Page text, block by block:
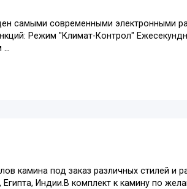
самыми современными электронными
Режим "Климат-Контрол"
...
камина под заказ различных стилей и
Египта, Индии.В комплект к камину по